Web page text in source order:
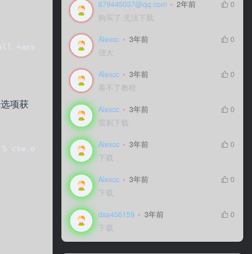
+answer  fsf.org.    3583 IN  MX  30
项获
ogi.edu. 14267 IN MX 15
879445037@qq.com 2年前
0
购买了 无法下载
Alexcc 3年前
0
强大
Alexcc 3年前
0
看不了教程
Alexcc 3年前
0
雷刺下载
Alexcc 3年前
0
下载
Alexcc 3年前
0
下载
dsa456159 3年前
0
下载